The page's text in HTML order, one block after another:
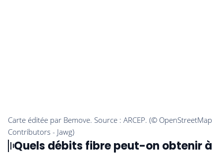
Quels débits fibre peut-on obtenir à